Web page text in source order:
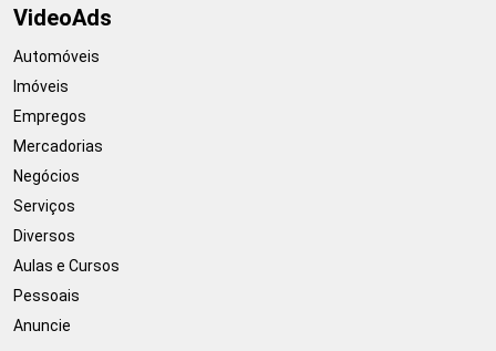
VideoAds
Automóveis
Imóveis
Empregos
Mercadorias
Negócios
Serviços
Diversos
Aulas e Cursos
Pessoais
Anuncie